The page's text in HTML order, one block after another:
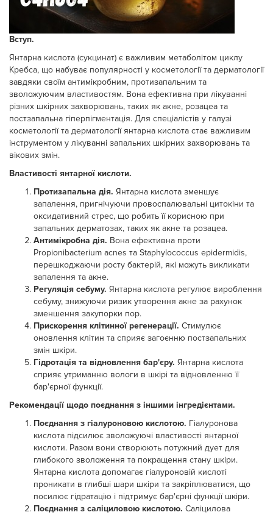
Вступ.
Янтарна кислота (сукцинат) є важливим метаболітом циклу
Кребса, що набуває популярності у косметології та дерматології
завдяки своїм антимікробним, протизапальним та
зволожуючим властивостям. Вона ефективна при лікуванні
різних шкірних захворювань, таких як акне, розацеа та
постзапальна гіперпігментація. Для спеціалістів у галузі
косметології та дерматології янтарна кислота стає важливим
інструментом у лікуванні запальних шкірних захворювань та
вікових змін.
Властивості янтарної кислоти.
Протизапальна дія. Янтарна кислота зменшує
запалення, пригнічуючи провоспалювальні цитокіни та
оксидативний стрес, що робить її корисною при
запальних дерматозах, таких як акне та розацеа.
Антимікробна дія. Вона ефективна проти
Propionibacterium acnes та Staphylococcus epidermidis,
перешкоджаючи росту бактерій, які можуть викликати
запалення та акне.
Регуляція себуму. Янтарна кислота регулює вироблення
себуму, знижуючи ризик утворення акне за рахунок
зменшення закупорки пор.
Прискорення клітинної регенерації. Стимулює
оновлення клітин та сприяє загоєнню постзапальних
змін шкіри.
Гідротація та відновлення бар'єру. Янтарна кислота
сприяє утриманню вологи в шкірі та відновленню її
бар'єрної функції.
Рекомендації щодо поєднання з іншими інгредієнтами.
Поєднання з гіалуроновою кислотою. Гіалуронова
кислота підсилює зволожуючі властивості янтарної
кислоти. Разом вони створюють потужний дует для
глибокого зволоження та покращення стану шкіри.
Янтарна кислота допомагає гіалуроновій кислоті
проникати в глибші шари шкіри та закріплюватися, що
посилює гідратацію і підтримує бар'єрні функції шкіри.
Поєднання з саліциловою кислотою. Саліцилова